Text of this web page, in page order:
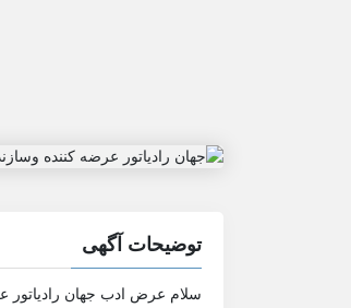
توضیحات آگهی
سلام عرض ادب جهان رادیاتور